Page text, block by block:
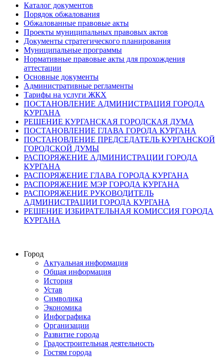
Каталог документов
Порядок обжалования
Обжалованные правовые акты
Проекты муниципальных правовых актов
Документы стратегического планирования
Муниципальные программы
Нормативные правовые акты для прохождения
аттестации
Основные документы
Административные регламенты
Тарифы на услуги ЖКХ
ПОСТАНОВЛЕНИЕ АДМИНИСТРАЦИЯ ГОРОДА
КУРГАНА
РЕШЕНИЕ КУРГАНСКАЯ ГОРОДСКАЯ ДУМА
ПОСТАНОВЛЕНИЕ ГЛАВА ГОРОДА КУРГАНА
ПОСТАНОВЛЕНИЕ ПРЕДСЕДАТЕЛЬ КУРГАНСКОЙ
ГОРОДСКОЙ ДУМЫ
РАСПОРЯЖЕНИЕ АДМИНИСТРАЦИИ ГОРОДА
КУРГАНА
РАСПОРЯЖЕНИЕ ГЛАВА ГОРОДА КУРГАНА
РАСПОРЯЖЕНИЕ МЭР ГОРОДА КУРГАНА
РАСПОРЯЖЕНИЕ РУКОВОДИТЕЛЬ
АДМИНИСТРАЦИИ ГОРОДА КУРГАНА
РЕШЕНИЕ ИЗБИРАТЕЛЬНАЯ КОМИССИЯ ГОРОДА
КУРГАНА
Город
Актуальная информация
Общая информация
История
Устав
Символика
Экономика
Инфографика
Организации
Развитие города
Градостроительная деятельность
Гостям города